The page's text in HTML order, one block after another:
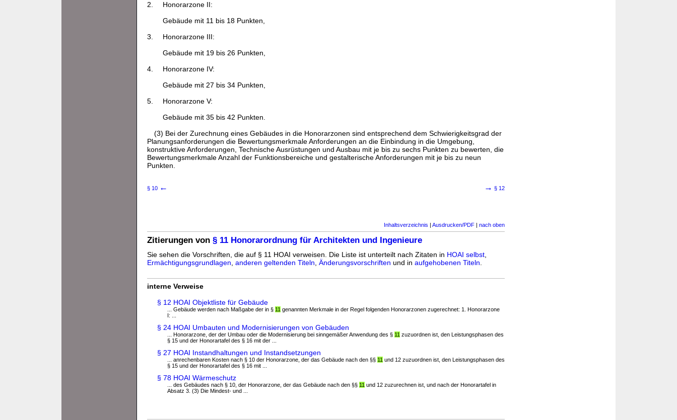
2.
Honorarzone II:
Gebäude mit 11 bis 18 Punkten,
3.
Honorarzone III:
Gebäude mit 19 bis 26 Punkten,
4.
Honorarzone IV:
Gebäude mit 27 bis 34 Punkten,
5.
Honorarzone V:
Gebäude mit 35 bis 42 Punkten.
(3) Bei der Zurechnung eines Gebäudes in die Honorarzonen sind entsprechend dem Schwierigkeitsgrad der
Planungsanforderungen die Bewertungsmerkmale Anforderungen an die Einbindung in die Umgebung,
konstruktive Anforderungen, Technische Ausrüstungen und Ausbau mit je bis zu sechs Punkten zu bewerten, die
Bewertungsmerkmale Anzahl der Funktionsbereiche und gestalterische Anforderungen mit je bis zu neun
Punkten.
§ 10 ← → § 12
Inhaltsverzeichnis | Ausdrucken/PDF | nach oben
Zitierungen von § 11 Honorarordnung für Architekten und Ingenieure
Sie sehen die Vorschriften, die auf § 11 HOAI verweisen. Die Liste ist unterteilt nach Zitaten in HOAI selbst
Ermächtigungsgrundlagen anderen geltenden Titeln Änderungsvorschriften und in aufgehobenen Titeln
interne Verweise
§ 12 HOAI Objektliste für Gebäude
... Gebäude werden nach Maßgabe der in § 11 genannten Merkmale in der Regel folgenden Honorarzonen zugerechnet: 1. Honorarzone
I: ...
§ 24 HOAI Umbauten und Modernisierungen von Gebäuden
... Honorarzone, der der Umbau oder die Modernisierung bei sinngemäßer Anwendung des § 11 zuzuordnen ist, den Leistungsphasen des
§ 15 und der Honorartafel des § 16 mit der ...
§ 27 HOAI Instandhaltungen und Instandsetzungen
... anrechenbaren Kosten nach § 10 der Honorarzone, der das Gebäude nach den §§ 11 und 12 zuzuordnen ist, den Leistungsphasen des
§ 15 und der Honorartafel des § 16 mit ...
§ 78 HOAI Wärmeschutz
... des Gebäudes nach § 10, der Honorarzone, der das Gebäude nach den §§ 11 und 12 zuzurechnen ist, und nach der Honorartafel in
Absatz 3. (3) Die Mindest- und ...